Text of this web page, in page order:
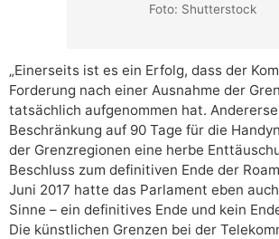
Foto: Shutterstock
„Einerseits ist es ein Erfolg, dass der
Forderung nach einer Ausnahme der
tatsächlich aufgenommen hat.
Beschränkung auf 90 Tage für die
der Grenzregionen eine herbe
Beschluss zum definitiven Ende der
Juni 2017 hatte das Parlament eben
Sinne – ein definitives Ende und kein
Die künstlichen Grenzen bei der